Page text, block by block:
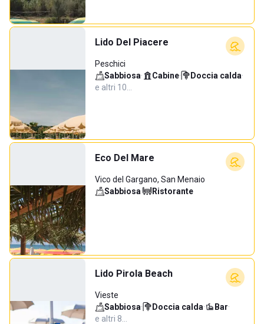
Lido Del Piacere
Peschici
Sabbiosa· Cabine· Doccia calda·
e altri 10…
Eco Del Mare
Vico del Gargano, San Menaio
Sabbiosa· Ristorante
Lido Pirola Beach
Vieste
Sabbiosa· Doccia calda· Bar·
e altri 8…